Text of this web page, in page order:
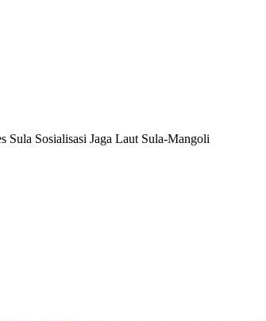
Sula Sosialisasi Jaga Laut Sula-Mangoli